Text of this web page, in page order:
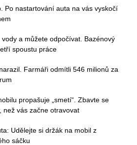
Po nastartování auta na vás vyskočí
a můžete odpočívat. Bazénový
spoustu práce
Farmáři odmítli 546 milionů za
propašuje „smetí“. Zbavte se
než vás začne otravovat
Udělejte si držák na mobil z
sáčku